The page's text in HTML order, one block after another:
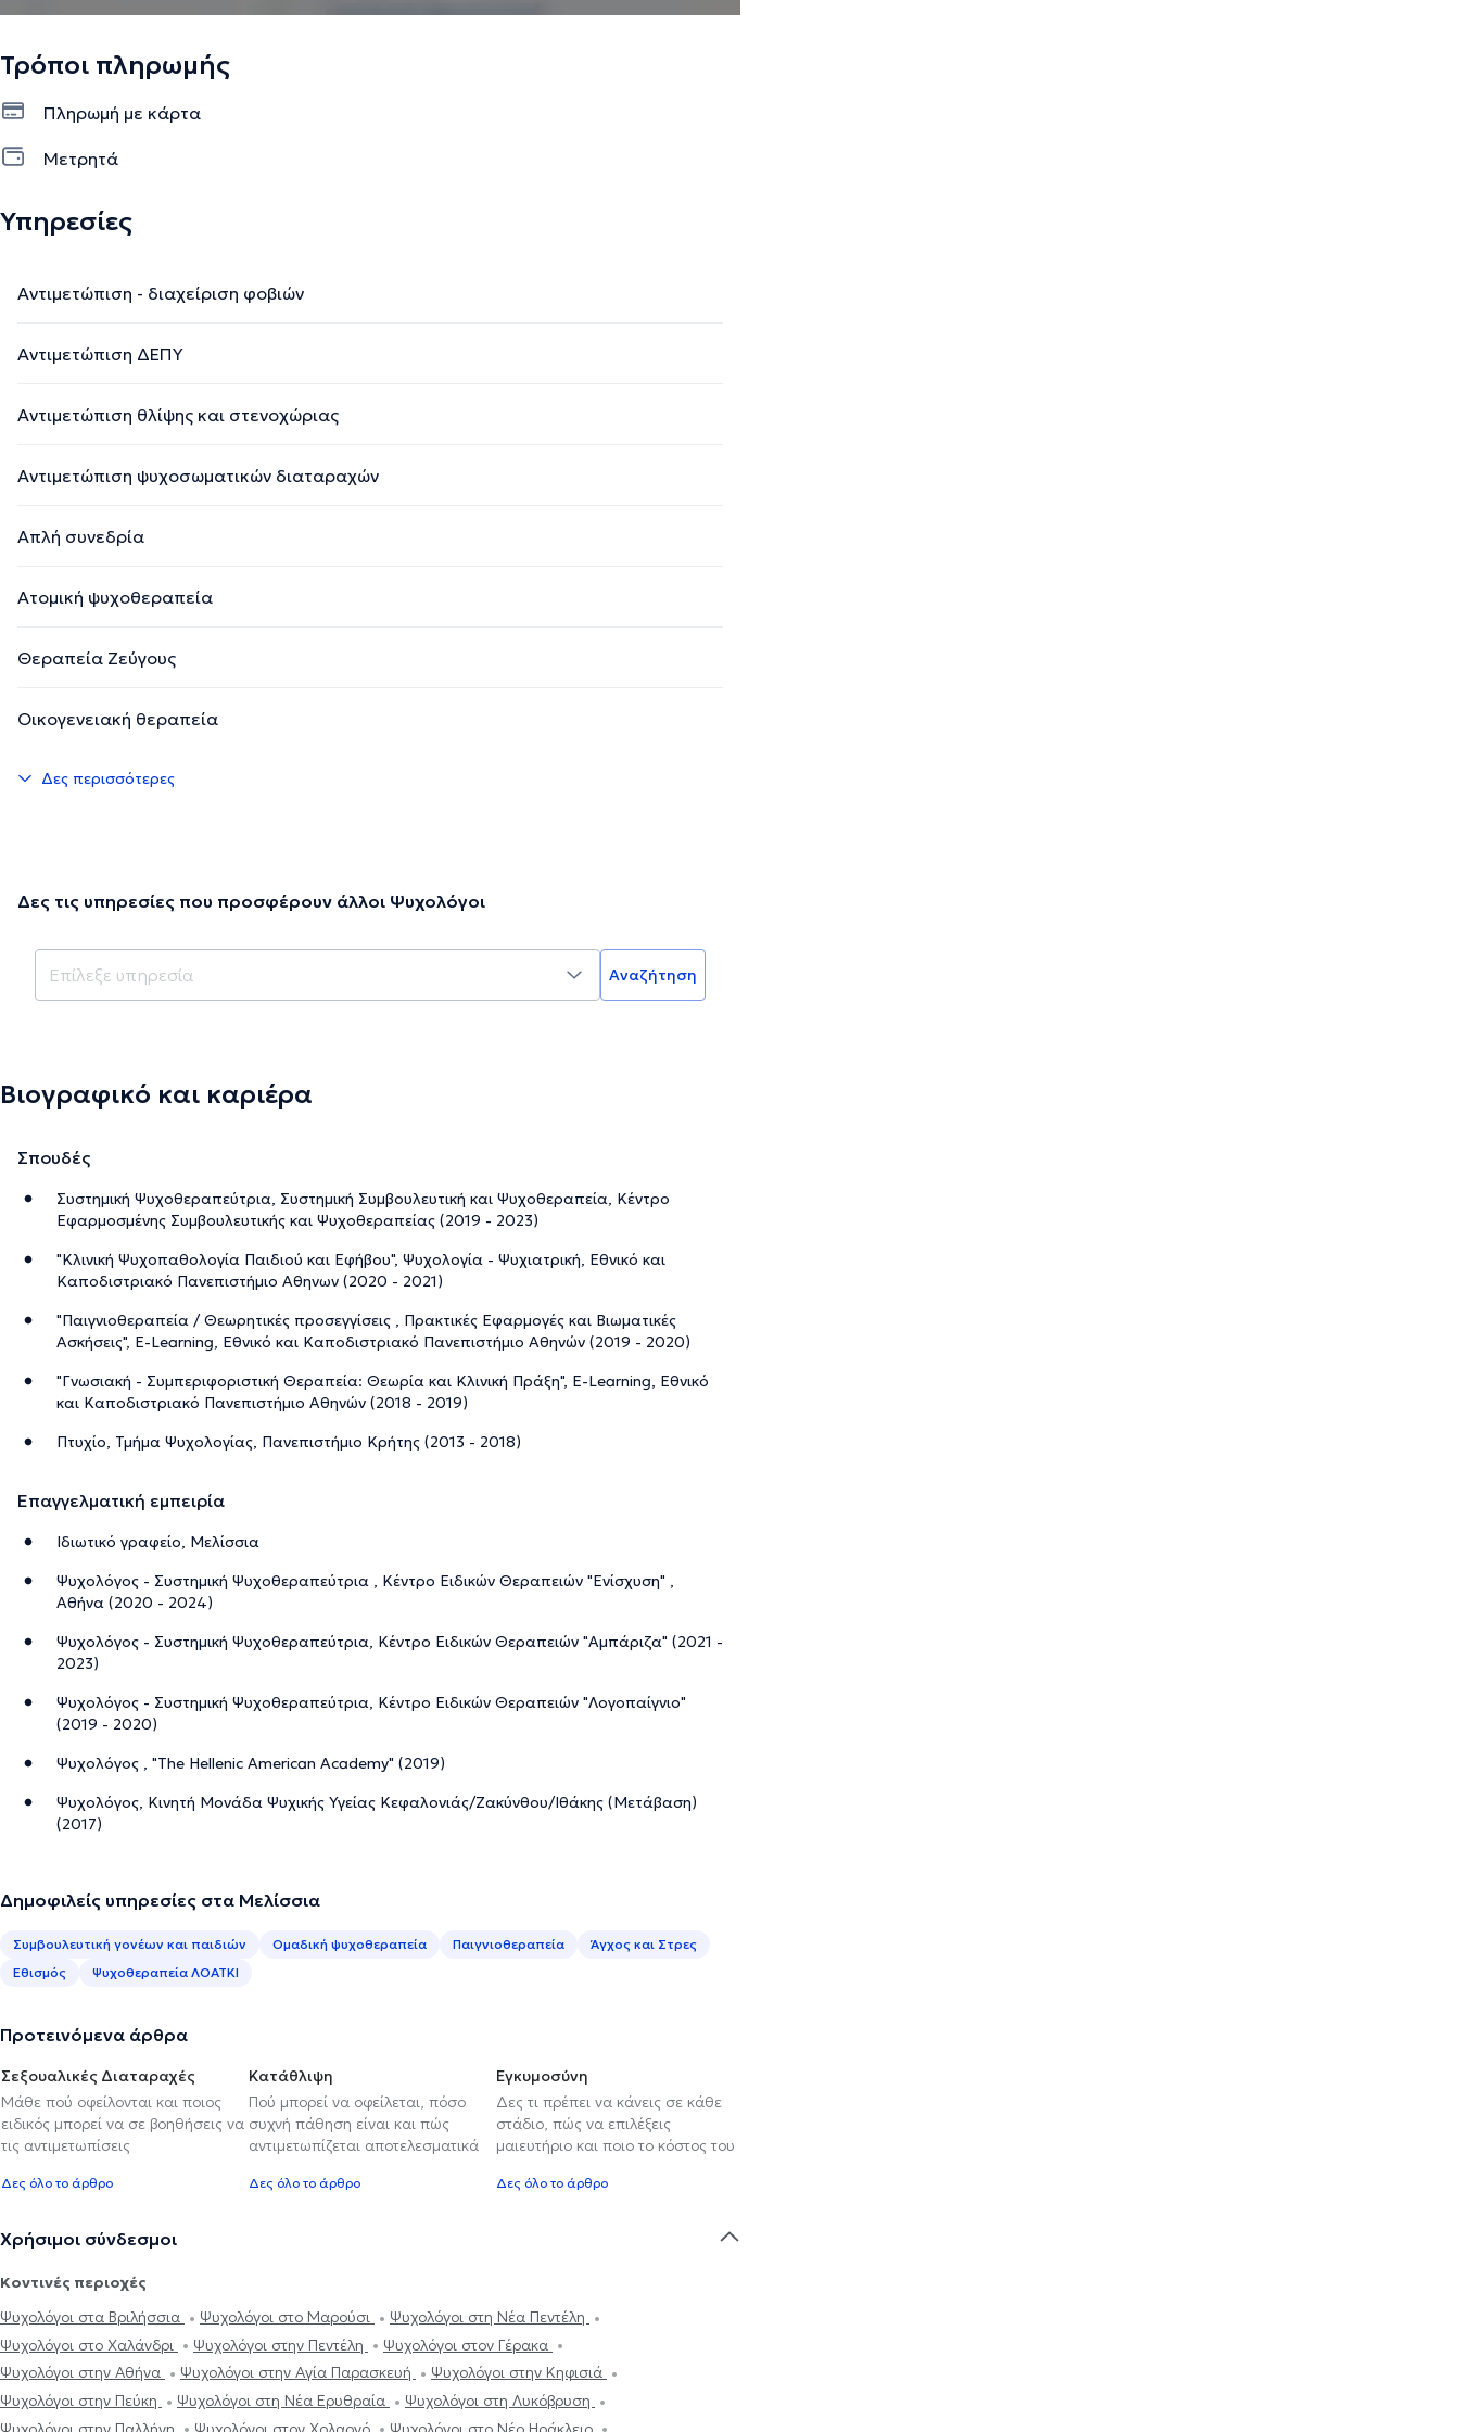
Τρόποι πληρωμής
Πληρωμή με κάρτα
Μετρητά
Υπηρεσίες
Αντιμετώπιση - διαχείριση φοβιών
Αντιμετώπιση ΔΕΠΥ
Αντιμετώπιση θλίψης και στενοχώριας
Αντιμετώπιση ψυχοσωματικών διαταραχών
Απλή συνεδρία
Ατομική ψυχοθεραπεία
Θεραπεία Ζεύγους
Οικογενειακή θεραπεία
Δες περισσότερες
Δες τις υπηρεσίες που προσφέρουν άλλοι Ψυχολόγοι
Αναζήτηση
Βιογραφικό και καριέρα
Σπουδές
Συστημική Ψυχοθεραπεύτρια, Συστημική Συμβουλευτική και Ψυχοθεραπεία, Κέντρο
Εφαρμοσμένης Συμβουλευτικής και Ψυχοθεραπείας (2019 - 2023)
"Κλινική Ψυχοπαθολογία Παιδιού και Εφήβου", Ψυχολογία - Ψυχιατρική, Εθνικό και
Καποδιστριακό Πανεπιστήμιο Αθηνων (2020 - 2021)
"Παιγνιοθεραπεία / Θεωρητικές προσεγγίσεις , Πρακτικές Εφαρμογές και Βιωματικές
Ασκήσεις", E-Learning, Εθνικό και Καποδιστριακό Πανεπιστήμιο Αθηνών (2019 - 2020)
"Γνωσιακή - Συμπεριφοριστική Θεραπεία: Θεωρία και Κλινική Πράξη", E-Learning, Εθνικό
και Καποδιστριακό Πανεπιστήμιο Αθηνών (2018 - 2019)
Πτυχίο, Τμήμα Ψυχολογίας, Πανεπιστήμιο Κρήτης (2013 - 2018)
Επαγγελματική εμπειρία
Ιδιωτικό γραφείο, Μελίσσια
Ψυχολόγος - Συστημική Ψυχοθεραπεύτρια , Κέντρο Ειδικών Θεραπειών "Ενίσχυση" ,
Αθήνα (2020 - 2024)
Ψυχολόγος - Συστημική Ψυχοθεραπεύτρια, Κέντρο Ειδικών Θεραπειών "Αμπάριζα" (2021 -
2023)
Ψυχολόγος - Συστημική Ψυχοθεραπεύτρια, Κέντρο Ειδικών Θεραπειών "Λογοπαίγνιο"
(2019 - 2020)
Ψυχολόγος , "The Hellenic American Academy" (2019)
Ψυχολόγος, Κινητή Μονάδα Ψυχικής Υγείας Κεφαλονιάς/Ζακύνθου/Ιθάκης (Μετάβαση)
(2017)
Δημοφιλείς υπηρεσίες στα Μελίσσια
Συμβουλευτική γονέων και παιδιών Ομαδική ψυχοθεραπεία Παιγνιοθεραπεία
Άγχος και Στρες
Εθισμός
Ψυχοθεραπεία ΛΟΑΤΚΙ
Προτεινόμενα άρθρα
Σεξουαλικές Διαταραχές
Μάθε πού οφείλονται και ποιος
ειδικός μπορεί να σε βοηθήσεις να
τις αντιμετωπίσεις
Δες όλο το άρθρο
Κατάθλιψη
Πού μπορεί να οφείλεται, πόσο
συχνή πάθηση είναι και πώς
αντιμετωπίζεται αποτελεσματικά
Δες όλο το άρθρο
Εγκυμοσύνη
Δες τι πρέπει να κάνεις σε κάθε
στάδιο, πώς να επιλέξεις
μαιευτήριο και ποιο το κόστος του
Δες όλο το άρθρο
Χρήσιμοι σύνδεσμοι
Κοντινές περιοχές
Ψυχολόγοι στα Βριλήσσια
Ψυχολόγοι στο Μαρούσι
Ψυχολόγοι στη Νέα Πεντέλη
Ψυχολόγοι στο Χαλάνδρι
Ψυχολόγοι στην Πεντέλη
Ψυχολόγοι στον Γέρακα
Ψυχολόγοι στην Αθήνα
Ψυχολόγοι στην Αγία Παρασκευή
Ψυχολόγοι στην Κηφισιά
Ψυχολόγοι στην Πεύκη
Ψυχολόγοι στη Νέα Ερυθραία
Ψυχολόγοι στη Λυκόβρυση